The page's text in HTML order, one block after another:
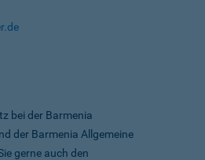
bei der Barmenia
der Barmenia Allgemeine
gerne auch den